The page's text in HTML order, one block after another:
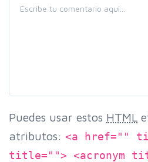
Puedes usar estos HTML
atributos: <a href=""
title=""> <acronym